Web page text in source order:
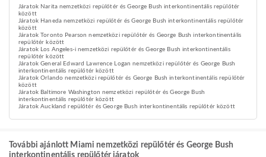
Járatok Narita nemzetközi repülőtér és George Bush interkontinentális repülőtér
között
Járatok Haneda nemzetközi repülőtér és George Bush interkontinentális repülőtér
között
Járatok Toronto Pearson nemzetközi repülőtér és George Bush interkontinentális
repülőtér között
Járatok Los Angeles-i nemzetközi repülőtér és George Bush interkontinentális
repülőtér között
Járatok General Edward Lawrence Logan nemzetközi repülőtér és George Bush
interkontinentális repülőtér között
Járatok Orlando nemzetközi repülőtér és George Bush interkontinentális repülőtér
között
Járatok Baltimore Washington nemzetközi repülőtér és George Bush
interkontinentális repülőtér között
Járatok Auckland repülőtér és George Bush interkontinentális repülőtér között
További ajánlott Miami nemzetközi repülőtér és George Bush
interkontinentális repülőtér járatok